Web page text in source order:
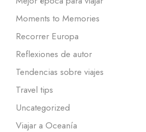
Moments to Memories
Recorrer Europa
Reflexiones de autor
Tendencias sobre viajes
Travel tips
Uncategorized
Viajar a Oceanía